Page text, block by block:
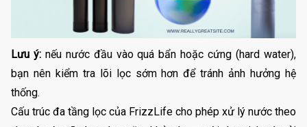
Lưu ý:nếu nước đầu vào quá bẩn hoặc cứng (hard water),
bạn nên kiểm tra lõi lọc sớm hơn để tránh ảnh hưởng hệ
thống.
Cấu trúc đa tầng lọc của FrizzLife cho phép xử lý nước theo